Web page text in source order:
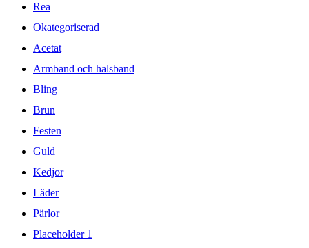
Rea
Okategoriserad
Acetat
Armband och halsband
Bling
Brun
Festen
Guld
Kedjor
Läder
Pärlor
Placeholder 1